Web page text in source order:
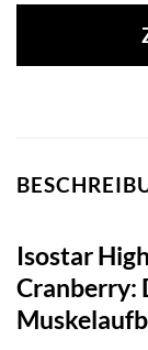
Isostar
Cranberry: